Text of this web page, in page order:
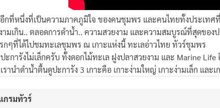
กที่หนึ่งที่เป็นความภาคภูมิใจ ของคนชุมพร และคนไทยทั้งประเท
มเกิน.. ตลอดการดำน้ำ.. ความสวยงาม และความสมบูรณ์ที่สุดขอ
ๆที่ได้ไปชมทะเลชุมพร ณ เกาะแห่งนี้ ทะเลอ่าวไทย ทัวร์ชุมพร
ะการังไม่เล็กครับ ทั้งดอกไม้ทะเล ฝูงปลาสวยงาม และ Marine
านำดำน้ำตื้นดูปะการัง 3 เกาะคือ เกาะง่ามใหญ่ เกาะง่ามเล็ก แล
กรมทัวร์